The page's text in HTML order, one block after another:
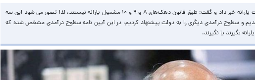
وزیر رفاه از پیشنهاد جدید سطح بندی درآمدی برای دریافت یارانه خبر داد و گفت: طبق قانون دهک‌های ۸ و ۹ و ۱۰ مشمول یارانه نیستند، لذا تصور می شود این سه
راستا آمدیم و سطوح درآمدی دیگری را به دولت پیشنهاد کردیم، در این آیین نامه سطوح درآمدی مشخص شده که
بگیرند یا نگیرند.